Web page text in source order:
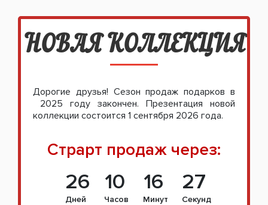
НОВАЯ КОЛЛЕКЦИЯ
Дорогие друзья! Сезон продаж подарков в
2025 году закончен. Презентация новой
коллекции состоится 1 сентября 2026 года.
Страрт продаж через:
26
Дней
10
Часов
16
Минут
27
Секунд